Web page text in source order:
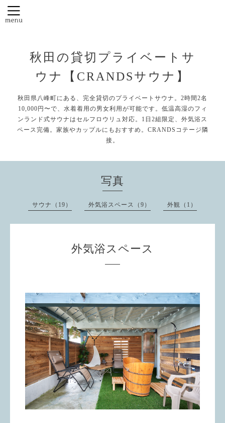
秋田の貸切プライベートサ
ウナ【CRANDSサウナ】
秋田県八峰町にある、完全貸切のプライベートサウナ。2時間2名
10,000円〜で、水着着用の男女利用が可能です。低温高湿のフィ
ンランド式サウナはセルフロウリュ対応。1日2組限定、外気浴ス
ペース完備。家族やカップルにもおすすめ。CRANDSコテージ隣
接。
写真
サウナ（19） 外気浴スペース（9） 外観（1）
外気浴スペース